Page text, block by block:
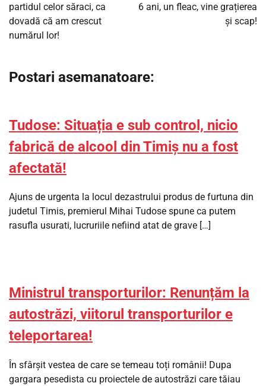
articole
partidul celor săraci, ca
dovadă că am crescut
numărul lor!
6 ani, un fleac, vine grațierea
și scap!
Postari asemanatoare:
Tudose: Situația e sub control, nicio
fabrică de alcool din Timiș nu a fost
afectată!
Ajuns de urgenta la locul dezastrului produs de furtuna din
judetul Timis, premierul Mihai Tudose spune ca putem
rasufla usurati, lucruriile nefiind atat de grave […]
Ministrul transporturilor: Renunțăm la
autostrăzi, viitorul transporturilor e
teleportarea!
În sfârșit vestea de care se temeau toți românii! Dupa
gargara pesedista cu proiectele de autostrăzi care tăiau